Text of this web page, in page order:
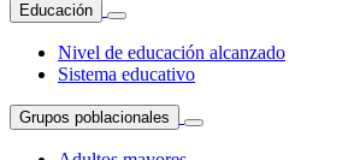
Educación
Nivel de educación alcanzado
Sistema educativo
Grupos poblacionales